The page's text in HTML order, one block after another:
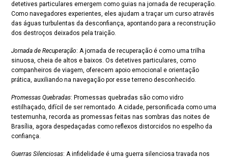
detetives particulares emergem como guias na jornada de recuperação.
Como navegadores experientes, eles ajudam a traçar um curso através
das águas turbulentas da desconfiança, apontando para a reconstrução
dos destroços deixados pela traição.
Jornada de Recuperação: A jornada de recuperação é como uma trilha
sinuosa, cheia de altos e baixos. Os detetives particulares, como
companheiros de viagem, oferecem apoio emocional e orientação
prática, auxiliando na navegação por esse terreno desconhecido.
Promessas Quebradas: Promessas quebradas são como vidro
estilhaçado, difícil de ser remontado. A cidade, personificada como uma
testemunha, recorda as promessas feitas nas sombras das noites de
Brasília, agora despedaçadas como reflexos distorcidos no espelho da
confiança.
Guerras Silenciosas: A infidelidade é uma guerra silenciosa travada nos